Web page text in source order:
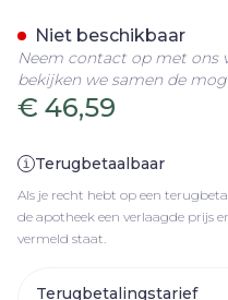
€ 46,59
Terugbetaalbaar
Als je recht hebt op een
de apotheek een verlaagde prijs
vermeld staat.
Terugbetalingstarief
Niet beschikbaar
Neem contact op met ons
bekijken we samen de